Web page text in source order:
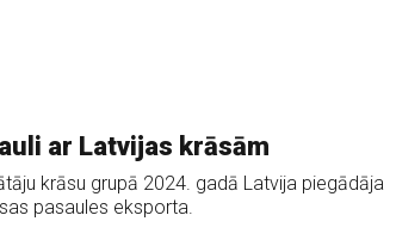
ar Latvijas krāsām
krāsu grupā 2024. gadā Latvija piegādāja
pasaules eksporta.